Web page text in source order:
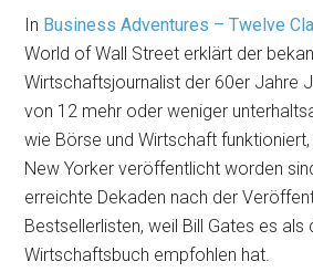
In Business Adventures – Twelve
World of Wall Street erklärt der
Wirtschaftsjournalist der 60er Jahre
von 12 mehr oder weniger
wie Börse und Wirtschaft
New Yorker veröffentlicht worden
erreichte Dekaden nach der
Bestsellerlisten, weil Bill Gates es als
Wirtschaftsbuch empfohlen hat.